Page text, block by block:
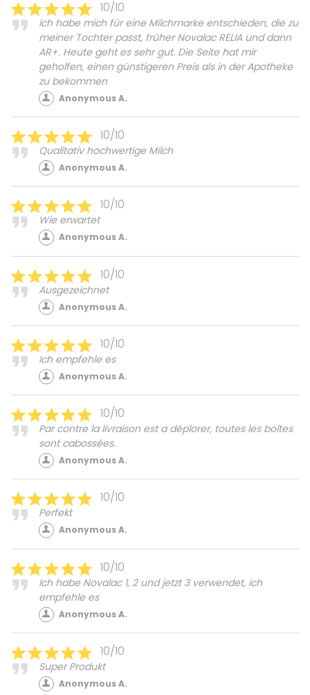
10/10
ich habe mich für eine Milchmarke entschieden, die zu
meiner Tochter passt, früher Novalac RELIA und dann
AR+. Heute geht es sehr gut. Die Seite hat mir
geholfen, einen günstigeren Preis als in der Apotheke
zu bekommen
Anonymous A.
10/10
Qualitativ hochwertige Milch
Anonymous A.
10/10
Wie erwartet
Anonymous A.
10/10
Ausgezeichnet
Anonymous A.
10/10
Ich empfehle es
Anonymous A.
10/10
Par contre la livraison est a déplorer, toutes les boîtes
sont cabossées.
Anonymous A.
10/10
Perfekt
Anonymous A.
10/10
Ich habe Novalac 1, 2 und jetzt 3 verwendet, ich
empfehle es
Anonymous A.
10/10
Super Produkt
Anonymous A.